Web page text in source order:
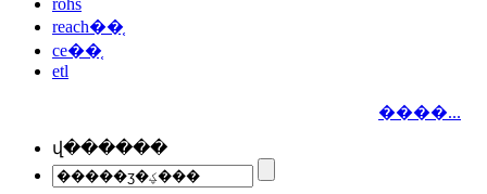
rohs
reach��֤
ce��֤
etl
����...
վ������